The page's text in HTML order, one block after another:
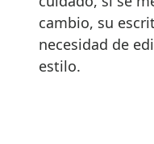
cambio, su
necesidad de
estilo.